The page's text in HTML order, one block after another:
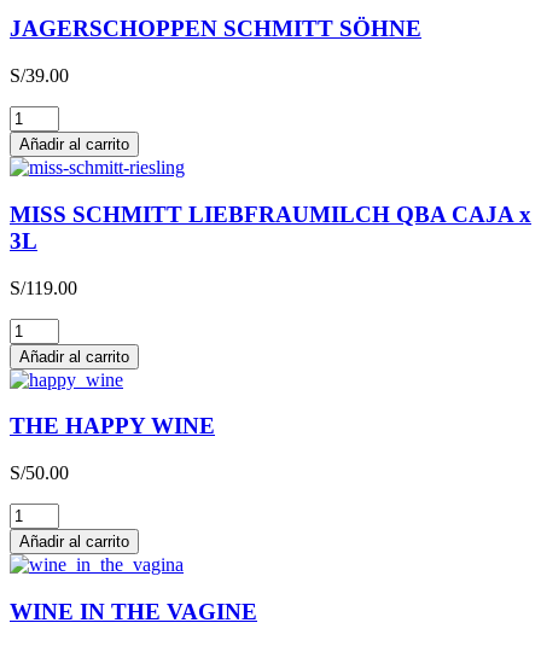
JAGERSCHOPPEN SCHMITT SÖHNE
S/39.00
JAGERSCHOPPEN
SCHMITT
SÖHNE
cantidad
Añadir al carrito
MISS SCHMITT LIEBFRAUMILCH QBA CAJA x
3L
S/119.00
MISS
SCHMITT
LIEBFRAUMILCH
QBA
CAJA
x
cantidad
Añadir al carrito
THE HAPPY WINE
S/50.00
THE
HAPPY
WINE
cantidad
Añadir al carrito
WINE IN THE VAGINE